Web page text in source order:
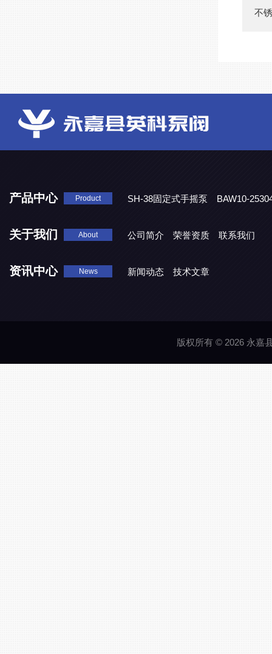
不
产品中心 Product SH-38固定式手摇泵
BAW10-
关于我们 About 公司简介 荣誉资质 联系我们
资讯中心 News 新闻动态 技术文章
版权所有 © 2026 永嘉